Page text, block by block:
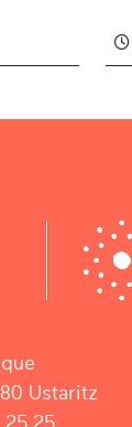
Ustaritz
25 25